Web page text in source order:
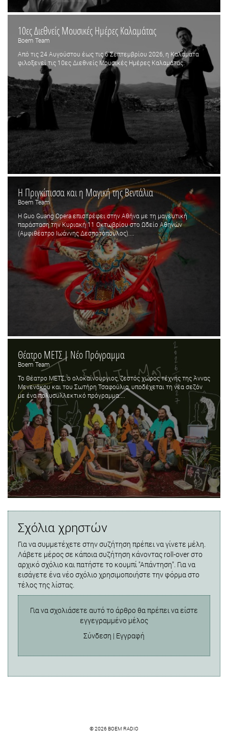
10ες Διεθνείς Μουσικές Ημέρες Καλαμάτας
Boem Team
Από τις 24 Αυγούστου έως τις 6 Σεπτεμβρίου 2026, η Καλαμάτα
φιλοξενεί τις 10ες Διεθνείς Μουσικές Ημέρες Καλαμάτας.
Η Πριγκίπισσα και η Μαγική της Βεντάλια
Boem Team
Η Guo Guang Opera επιστρέφει στην Αθήνα με τη μαγευτική
παράσταση την Κυριακή 11 Οκτωβρίου στο Ωδείο Αθηνών
(Αμφιθέατρο Ιωάννης Δεσποτόπουλος)....
Θέατρο ΜΕΤΣ | Νέο Πρόγραμμα
Boem Team
Το Θέατρο ΜΕΤΣ, ο ολοκαίνουργιος, ζεστός χώρος τέχνης της Άννας
Μενενάκου και του Σωτήρη Τσαφούλια, υποδέχεται τη νέα σεζόν
με ένα πολυσυλλεκτικό πρόγραμμα....
Σχόλια χρηστών
Για να συμμετέχετε στην συζήτηση πρέπει να γίνετε μέλη.
Λάβετε μέρος σε κάποια συζήτηση κάνοντας roll-over στο
αρχικό σχόλιο και πατήστε το κουμπί "Απάντηση". Για να
εισάγετε ένα νέο σχόλιο χρησιμοποιήστε την φόρμα στο
τέλος της λίστας.
Για να σχολιάσετε αυτό το άρθρο θα πρέπει να είστε
εγγεγραμμένο μέλος
Σύνδεση | Εγγραφή
© 2026 BOEM RADIO